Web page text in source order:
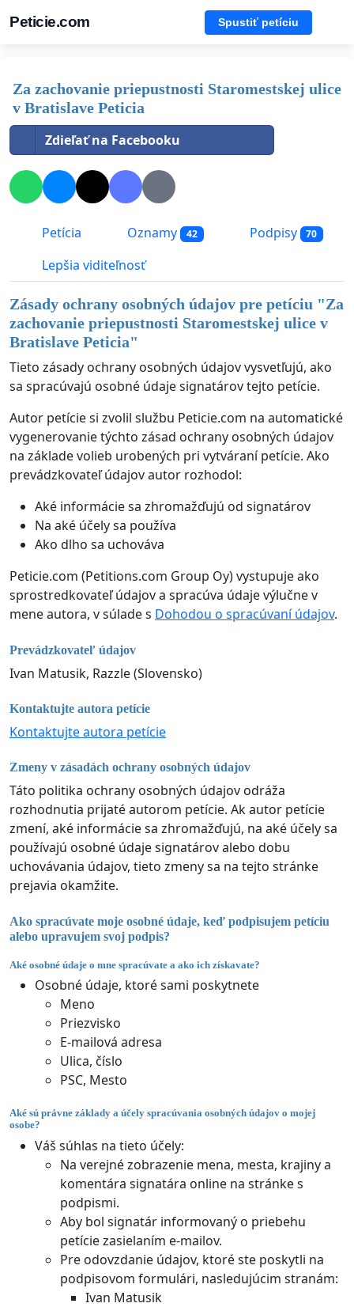
Peticie.com Spustiť petíciu
Za zachovanie priepustnosti Staromestskej ulice
v Bratislave Peticia
Zdieľať na Facebooku
Petícia Oznamy 42 Podpisy 70
Lepšia viditeľnosť
Zásady ochrany osobných údajov pre petíciu "Za
zachovanie priepustnosti Staromestskej ulice v
Bratislave Peticia"
Tieto zásady ochrany osobných údajov vysvetľujú, ako
sa spracúvajú osobné údaje signatárov tejto petície.
Autor petície si zvolil službu Peticie.com na automatické
vygenerovanie týchto zásad ochrany osobných údajov
na základe volieb urobených pri vytváraní petície. Ako
prevádzkovateľ údajov autor rozhodol:
Aké informácie sa zhromažďujú od signatárov
Na aké účely sa používa
Ako dlho sa uchováva
Peticie.com (Petitions.com Group Oy) vystupuje ako
sprostredkovateľ údajov a spracúva údaje výlučne v
mene autora, v súlade s Dohodou o spracúvaní údajov.
Prevádzkovateľ údajov
Ivan Matusik, Razzle (Slovensko)
Kontaktujte autora petície
Kontaktujte autora petície
Zmeny v zásadách ochrany osobných údajov
Táto politika ochrany osobných údajov odráža
rozhodnutia prijaté autorom petície. Ak autor petície
zmení, aké informácie sa zhromažďujú, na aké účely sa
používajú osobné údaje signatárov alebo dobu
uchovávania údajov, tieto zmeny sa na tejto stránke
prejavia okamžite.
Ako spracúvate moje osobné údaje, keď podpisujem petíciu
alebo upravujem svoj podpis?
Aké osobné údaje o mne spracúvate a ako ich získavate?
Osobné údaje, ktoré sami poskytnete
Meno
Priezvisko
E-mailová adresa
Ulica, číslo
PSC, Mesto
Aké sú právne základy a účely spracúvania osobných údajov o mojej
osobe?
Váš súhlas na tieto účely:
Na verejné zobrazenie mena, mesta, krajiny a
komentára signatára online na stránke s
podpismi.
Aby bol signatár informovaný o priebehu
petície zasielaním e-mailov.
Pre odovzdanie údajov, ktoré ste poskytli na
podpisovom formulári, nasledujúcim stranám:
Ivan Matusik